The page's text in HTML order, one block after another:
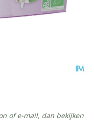
of e-mail, dan bekijken